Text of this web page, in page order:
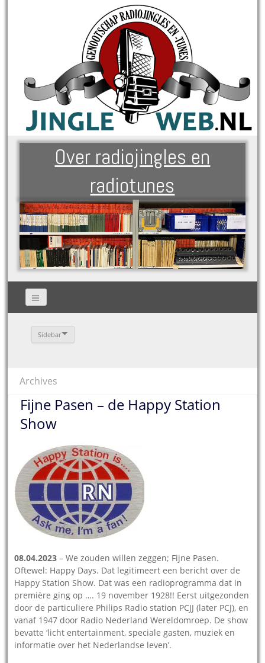
Over radiojingles en
radiotunes
Sidebar
Archives
Fijne Pasen – de Happy Station
Show
08.04.2023 – We zouden willen zeggen; Fijne Pasen.
Oftewel: Happy Days. Dat legitimeert een bericht over de
Happy Station Show. Dat was een radioprogramma dat in
première ging op …. 19 november 1928!! Eerst uitgezonden
door de particuliere Philips Radio station PCJJ (later PCJ), en
vanaf 1947 door Radio Nederland Wereldomroep. De show
bevatte ‘licht entertainment, speciale gasten, muziek en
informatie over het Nederlandse leven’.